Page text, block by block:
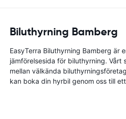
Biluthyrning Bamberg
EasyTerra Biluthyrning Bamberg är
jämförelsesida för biluthyrning. Vårt
mellan välkända
kan boka din hyrbil genom oss till